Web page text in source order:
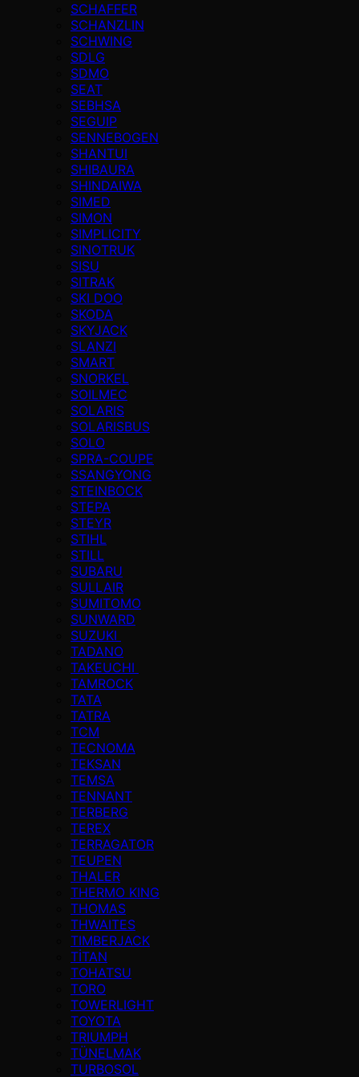
SCHAFFER
SCHANZLIN
SCHWING
SDLG
SDMO
SEAT
SEBHSA
SEGUIP
SENNEBOGEN
SHANTUI
SHIBAURA
SHINDAIWA
SIMED
SIMON
SIMPLICITY
SINOTRUK
SISU
SITRAK
SKI DOO
SKODA
SKYJACK
SLANZI
SMART
SNORKEL
SOILMEC
SOLARIS
SOLARISBUS
SOLO
SPRA-COUPE
SSANGYONG
STEINBOCK
STEPA
STEYR
STIHL
STILL
SUBARU
SULLAIR
SUMITOMO
SUNWARD
SUZUKI
TADANO
TAKEUCHI
TAMROCK
TATA
TATRA
TCM
TECNOMA
TEKSAN
TEMSA
TENNANT
TERBERG
TEREX
TERRAGATOR
TEUPEN
THALER
THERMO KING
THOMAS
THWAITES
TIMBERJACK
TİTAN
TOHATSU
TORO
TOWERLIGHT
TOYOTA
TRIUMPH
TÜNELMAK
TURBOSOL